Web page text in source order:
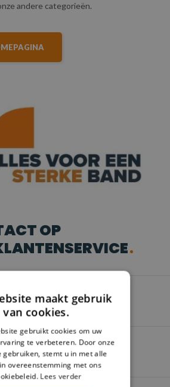
andere categorieën.
OP
maakt gebruik
van cookies.
gebruikt cookies om uw
te verbeteren. Door onze
gebruiken, stemt u in met alle
overeenstemming met ons
Lees verder